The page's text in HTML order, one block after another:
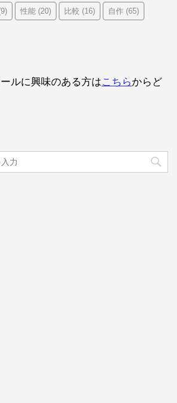
性能 (20) 比較 (16) 自作 (65)
ルに興味のある方はこちらからど